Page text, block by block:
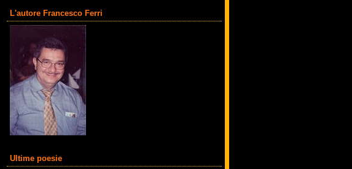
L'autore Francesco Ferri
Ultime poesie